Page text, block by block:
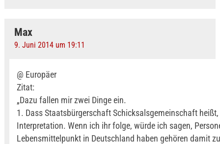
Max
9. Juni 2014 um 19:11
@ Europäer
Zitat:
„Dazu fallen mir zwei Dinge ein.
1. Dass Staatsbürgerschaft Schicksalsgemeinschaft heißt,
Interpretation. Wenn ich ihr folge, würde ich sagen,
Lebensmittelpunkt in Deutschland haben gehören damit